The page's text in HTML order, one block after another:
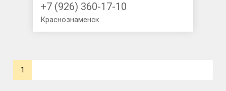
+7 (926) 360-17-10
Краснознаменск
1